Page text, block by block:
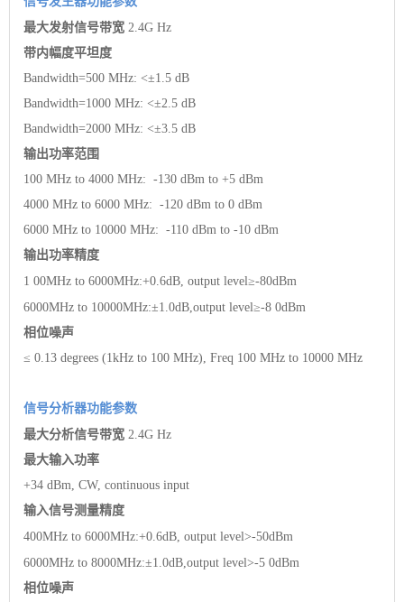
最大发射信号带宽 2.4G Hz
带内幅度平坦度
Bandwidth=500 MHz: <±1.5 dB
Bandwidth=1000 MHz: <±2.5 dB
Bandwidth=2000 MHz: <±3.5 dB
输出功率范围
100 MHz to 4000 MHz: -130 dBm to +5 dBm
4000 MHz to 6000 MHz: -120 dBm to 0 dBm
6000 MHz to 10000 MHz: -110 dBm to -10 dBm
输出功率精度
1 00MHz to 6000MHz:+0.6dB, output level≥-80dBm
6000MHz to 10000MHz:±1.0dB,output level≥-8 0dBm
相位噪声
≤ 0.13 degrees (1kHz to 100 MHz), Freq 100 MHz to 10000 MHz
信号分析器功能参数
最大分析信号带宽 2.4G Hz
最大输入功率
+34 dBm, CW, continuous input
输入信号测量精度
400MHz to 6000MHz:+0.6dB, output level>-50dBm
6000MHz to 8000MHz:±1.0dB,output level>-5 0dBm
相位噪声